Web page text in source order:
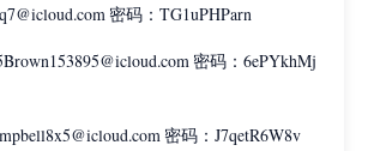
密码：TG1uPHParn
密码：6ePYkhMj
密码：J7qetR6W8v